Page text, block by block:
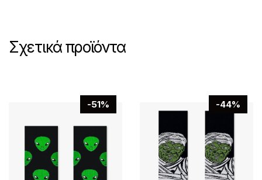
Σχετικά προϊόντα
-51% -44%